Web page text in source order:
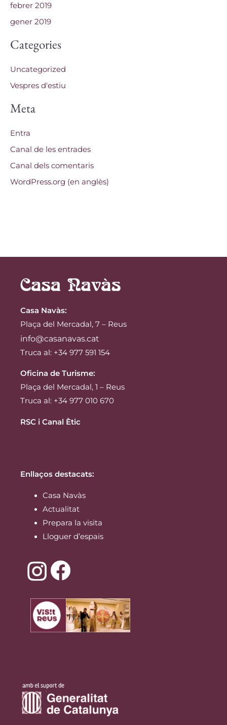
febrer 2019
gener 2019
Categories
Uncategorized
Vespres d'estiu
Meta
Entra
Canal de les entrades
Canal dels comentaris
WordPress.org (en anglès)
Casa Navàs:
Plaça del Mercadal, 7 – Reus
info@casanavas.cat
Truca al: +34 977 591 154
Oficina de Turisme:
Plaça del Mercadal, 1 – Reus
Truca al: +34 977 010 670
RSC i Canal Ètic
Enllaços destacats:
Casa Navàs
Actualitat
Prepara la visita
Lloguer d’espais